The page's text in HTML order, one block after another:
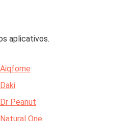
aplicativos.
Peanut
One